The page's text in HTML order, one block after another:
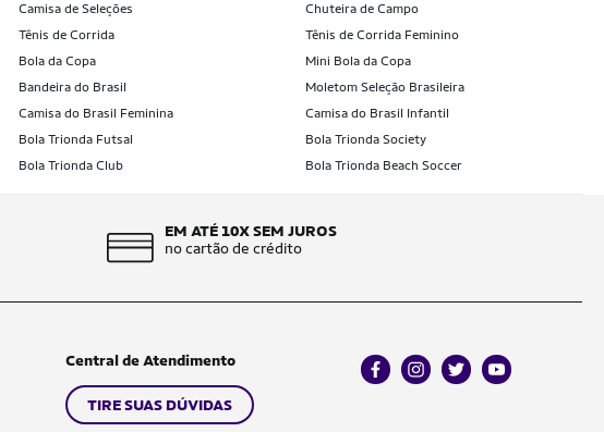
Camisa de Seleções
Chuteira de Campo
Tênis de Corrida
Tênis de Corrida Feminino
Bola da Copa
Mini Bola da Copa
Bandeira do Brasil
Moletom Seleção Brasileira
Camisa do Brasil Feminina
Camisa do Brasil Infantil
Bola Trionda Futsal
Bola Trionda Society
Bola Trionda Club Bola Trionda Beach Soccer
EM ATÉ 10X SEM JUROS
no cartão de crédito
Central de Atendimento
TIRE SUAS DÚVIDAS
facebookinstagram
twitteryoutube